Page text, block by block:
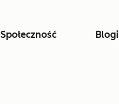
Społeczność Blogi